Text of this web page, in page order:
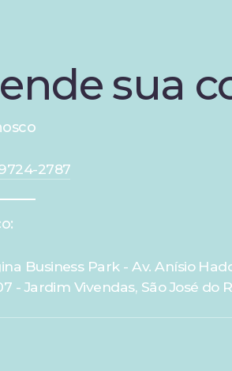
sua
2787
Business Park - Av. Anísio
- Jardim Vivendas, São José do